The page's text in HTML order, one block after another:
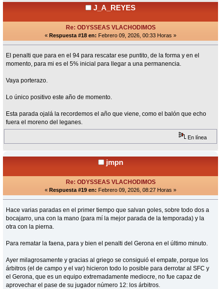
J_A_REYES
Re: ODYSSEAS VLACHODIMOS
« Respuesta #18 en: Febrero 09, 2026, 00:33 Horas »
El penalti que para en el 94 para rescatar ese puntito, de la forma y en el
momento, para mi es el 5% inicial para llegar a una permanencia.
Vaya porterazo.
Lo único positivo este año de momento.
Esta parada ojalá la recordemos el año que viene, como el balón que echo
fuera el moreno del leganes.
En línea
jmpn
Re: ODYSSEAS VLACHODIMOS
« Respuesta #19 en: Febrero 09, 2026, 08:27 Horas »
Hace varias paradas en el primer tiempo que salvan goles, sobre todo dos a
bocajarro, una con la mano (para mí la mejor parada de la temporada) y la
otra con la pierna.
Para rematar la faena, para y bien el penalti del Gerona en el último minuto.
Ayer milagrosamente y gracias al griego se consiguió el empate, porque los
árbitros (el de campo y el var) hicieron todo lo posible para derrotar al SFC y
el Gerona, que es un equipo extremadamente mediocre, no fue capaz de
aprovechar el pase de su jugador número 12: los árbitros.